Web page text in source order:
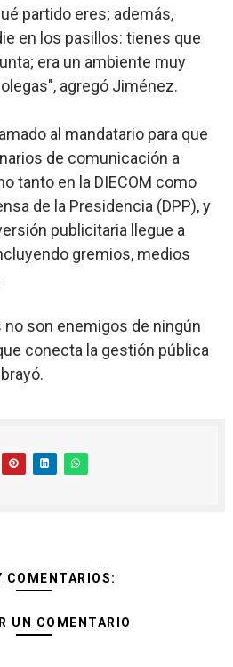
partido eres; además,
en los pasillos: tienes que
era un ambiente muy
agregó Jiménez.
al mandatario para que
de comunicación a
tanto en la DIECOM como
de la Presidencia (DPP), y
publicitaria llegue a
gremios, medios
son enemigos de ningún
conecta la gestión pública
COMENTARIOS:
UN COMENTARIO